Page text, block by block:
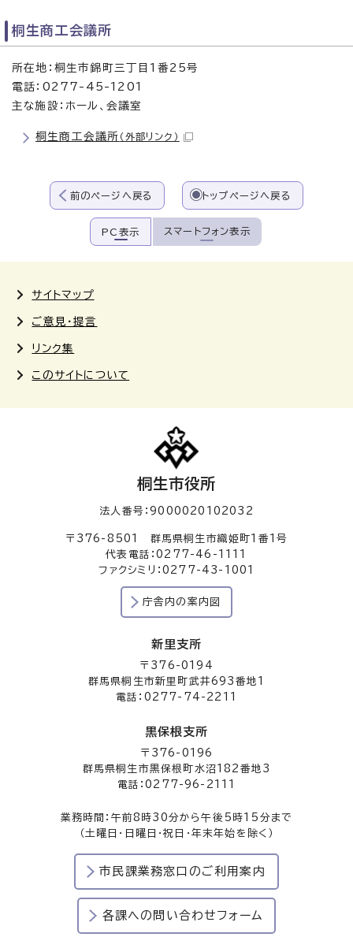
桐生商工会議所
所在地：桐生市錦町三丁目1番25号
電話：0277-45-1201
主な施設：ホール、会議室
桐生商工会議所 （外部リンク）
前のページへ戻る トップページへ戻る
PC表示 スマートフォン表示
サイトマップ
ご意見・提言
リンク集
このサイトについて
桐生市役所
法人番号：9000020102032
〒376-8501 群馬県桐生市織姫町1番1号
代表電話：0277-46-1111
ファクシミリ：0277-43-1001
庁舎内の案内図
新里支所
〒376-0194
群馬県桐生市新里町武井693番地1
電話：0277-74-2211
黒保根支所
〒376-0196
群馬県桐生市黒保根町水沼182番地3
電話：0277-96-2111
業務時間：午前8時30分から午後5時15分まで
（土曜日・日曜日・祝日・年末年始を除く）
市民課業務窓口のご利用案内
各課への問い合わせフォーム